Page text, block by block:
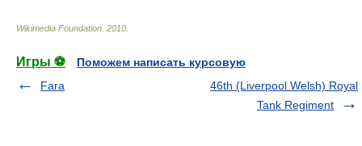
Wikimedia Foundation 2010
Игры ⚽
Поможем написать курсовую
Fara
46th (Liverpool Welsh) Royal
Tank Regiment